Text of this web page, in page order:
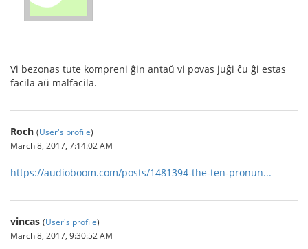
Vi bezonas tute kompreni ĝin antaŭ vi povas juĝi ĉu ĝi estas
facila aŭ malfacila.
Roch (User's profile)
March 8, 2017, 7:14:02 AM
https://audioboom.com/posts/1481394-the-ten-pronun...
vincas (User's profile)
March 8, 2017, 9:30:52 AM